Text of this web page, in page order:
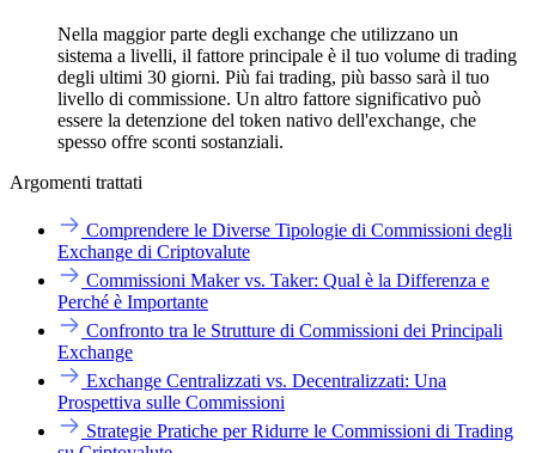
Nella maggior parte degli exchange che utilizzano un
sistema a livelli, il fattore principale è il tuo volume di trading
degli ultimi 30 giorni. Più fai trading, più basso sarà il tuo
livello di commissione. Un altro fattore significativo può
essere la detenzione del token nativo dell'exchange, che
spesso offre sconti sostanziali.
Argomenti trattati
Comprendere le Diverse Tipologie di Commissioni degli
Exchange di Criptovalute
Commissioni Maker vs. Taker: Qual è la Differenza e
Perché è Importante
Confronto tra le Strutture di Commissioni dei Principali
Exchange
Exchange Centralizzati vs. Decentralizzati: Una
Prospettiva sulle Commissioni
Strategie Pratiche per Ridurre le Commissioni di Trading